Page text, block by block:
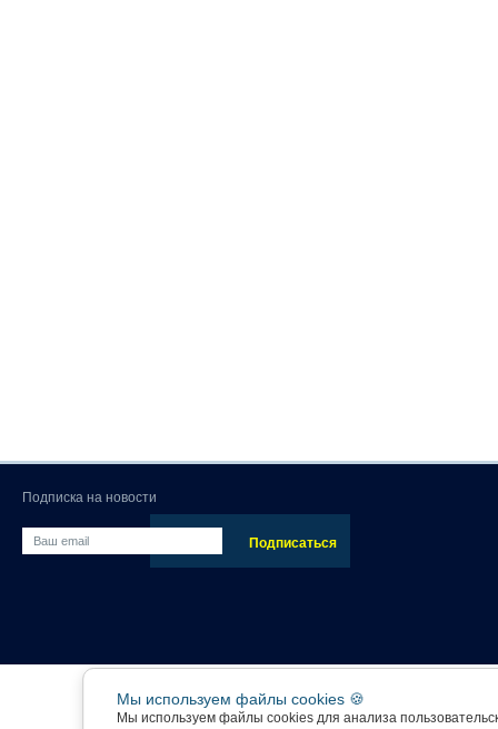
Подписка на новости
Мы используем файлы cookies 🍪
Мы используем файлы cookies для анализа